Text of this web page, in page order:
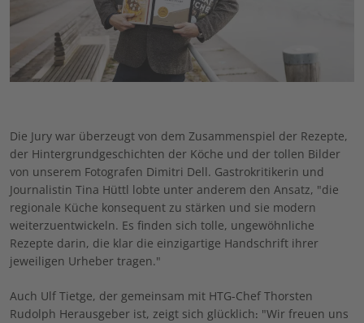
Die Jury war überzeugt von dem Zusammenspiel der Rezepte,
der Hintergrundgeschichten der Köche und der tollen Bilder
von unserem Fotografen Dimitri Dell. Gastrokritikerin und
Journalistin Tina Hüttl lobte unter anderem den Ansatz, "die
regionale Küche konsequent zu stärken und sie modern
weiterzuentwickeln. Es finden sich tolle, ungewöhnliche
Rezepte darin, die klar die einzigartige Handschrift ihrer
jeweiligen Urheber tragen."
Auch Ulf Tietge, der gemeinsam mit HTG-Chef Thorsten
Rudolph Herausgeber ist, zeigt sich glücklich: "Wir freuen uns